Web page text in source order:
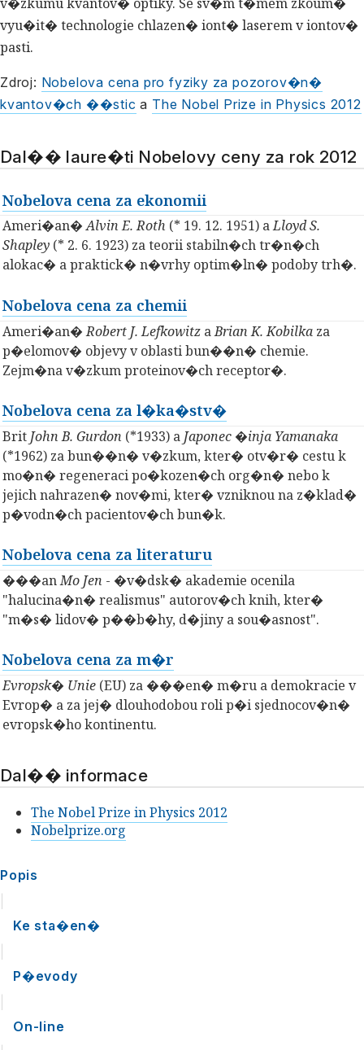
vyu�it� technologie chlazen� iont� laserem v iontov�
pasti.
Zdroj: Nobelova cena pro fyziky za pozorov�n�
kvantov�ch ��stic a The Nobel Prize in Physics 2012
Dal�� laure�ti Nobelovy ceny za rok 2012
Nobelova cena za ekonomii
Ameri�an�Alvin E. Roth (* 19. 12. 1951) aLloyd S.
Shapley (* 2. 6. 1923) za teorii stabiln�ch tr�n�ch
alokac� a praktick� n�vrhy optim�ln� podoby trh�.
Nobelova cena za chemii
Ameri�an�Robert J. Lefkowitz aBrian K. Kobilka za
p�elomov� objevy v oblasti bun��n� chemie.
Zejm�na v�zkum proteinov�ch receptor�.
Nobelova cena za l�ka�stv�
Brit John B. Gurdon (*1933) a Japonec �inja Yamanaka
(*1962) za bun��n� v�zkum, kter� otv�r� cestu k
mo�n� regeneraci po�kozen�ch org�n� nebo k
jejich nahrazen� nov�mi, kter� vzniknou na z�klad�
p�vodn�ch pacientov�ch bun�k.
Nobelova cena za literaturu
���anMo Jen - �v�dsk� akademie ocenila
"halucina�n� realismus" autorov�ch knih, kter�
"m�s� lidov� p��b�hy, d�jiny a sou�asnost".
Nobelova cena za m�r
Evropsk� Unie (EU) za ���en� m�ru a demokracie v
Evrop� a za jej� dlouhodobou roli p�i sjednocov�n�
evropsk�ho kontinentu.
Dal�� informace
The Nobel Prize in Physics 2012
Nobelprize.org
Popis
Ke sta�en�
P�evody
On-line